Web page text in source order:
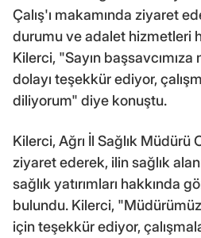
Çalış'ı makamında ziyaret
durumu ve adalet hizmetleri
Kilerci, "Sayın
dolayı teşekkür ediyor,
diliyorum" diye konuştu.
Kilerci, Ağrı İl Sağlık Müdürü
ziyaret ederek, ilin sağlık
sağlık yatırımları hakkında
bulundu. Kilerci,
için teşekkür ediyor,